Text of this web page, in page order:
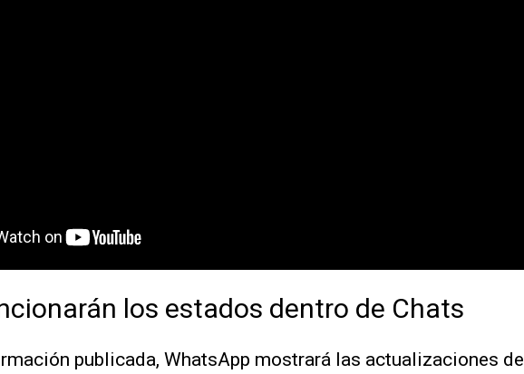
los estados dentro de Chats
publicada, WhatsApp mostrará las actualizaciones de